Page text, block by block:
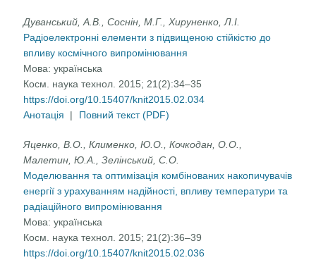
Дуванський, А.В., Соснін, М.Г., Хируненко, Л.І.
Радіоелектронні елементи з підвищеною стійкістю до
впливу космічного випромінювання
Мова:українська
Косм. наука технол. 2015; 21(2):34–35
https://doi.org/10.15407/knit2015.02.034
Анотація
| Повний текст (PDF)
Яценко, В.О., Клименко, Ю.О., Кочкодан, О.О.,
Малетин, Ю.А., Зелінський, С.О.
Моделювання та оптимізація комбінованих накопичувачів
енергії з урахуванням надійності, впливу температури та
радіаційного випромінювання
Мова:українська
Косм. наука технол. 2015; 21(2):36–39
https://doi.org/10.15407/knit2015.02.036